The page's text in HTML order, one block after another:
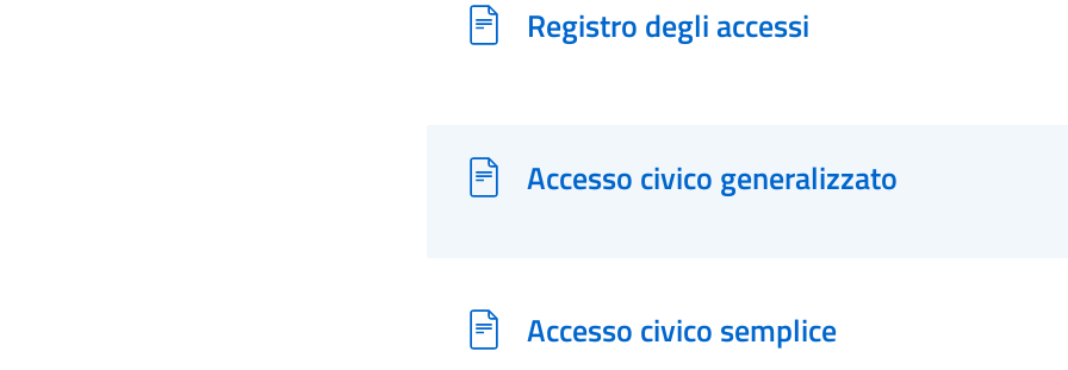
Registro degli accessi
Accesso civico generalizzato
Accesso civico semplice